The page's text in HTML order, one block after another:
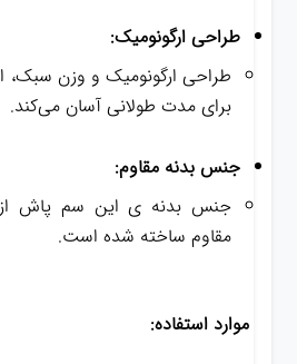
طراحی ارگونومیک:
طراحی ارگونومیک و وزن سبک،
برای مدت طولانی آسان می‌کند.
جنس بدنه مقاوم:
جنس بدنه ی این سم پاش از
مقاوم ساخته شده است.
موارد استفاده: